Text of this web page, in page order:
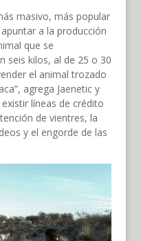
masivo, más popular
a la producción
que se
seis kilos, al de 25 o 30
el animal trozado
agrega Jaenetic y
líneas de crédito
de vientres, la
y el engorde de las